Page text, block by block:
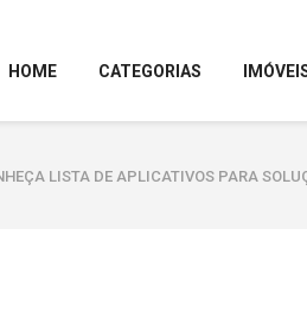
HOME CATEGORIAS
LISTA DE APLICATIVOS PARA